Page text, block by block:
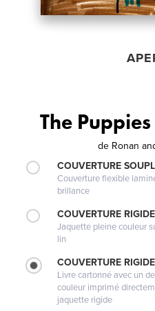
The
de Ronan
COUVERTURE
Couverture flexible
brillance
COUVERTURE
Jaquette pleine couleur
lin
COUVERTURE
Livre cartonné avec un
couleur imprimé
jaquette rigide